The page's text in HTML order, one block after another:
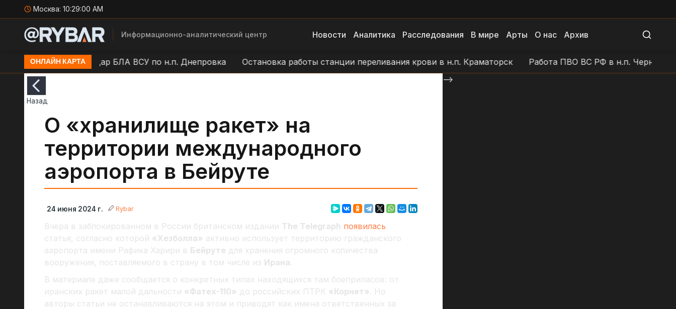
Москва: 10:29:01 AM
Информационно-аналитический центр Новости Аналитика Расследования В мире Арты О нас Архив
ОНЛАЙН КАРТА
Балаклея Удар БЛА ВСУ по н.п. Днепровка Остановка работы станции переливания крови в н.п. Краматорск Работа ПВО ВС РФ в н.п. Черноморское
Назад
О «хранилище ракет» на
территории международного
аэропорта в Бейруте
24 июня 2024 г. Rybar
Вчера в заблокированном в России британском издании The Telegraph появилась
статья, согласно которой «Хезболла» активно использует территорию гражданского
аэропорта имени Рафика Харири в Бейруте для хранения огромного количества
вооружения, поставляемого в страну в том числе из Ирана.
В материале даже сообщается о конкретных типах находящихся там боеприпасов: от
иранских ракет малой дальности «Фатех-110» до российских ПТРК «Корнет» . Но
авторы статьи не останавливаются на этом и приводят как имена ответственных за
-->